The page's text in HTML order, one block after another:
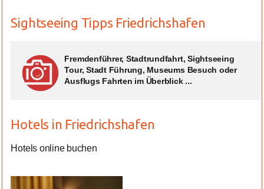
Sightseeing Tipps Friedrichshafen
Fremdenführer, Stadtrundfahrt, Sightseeing
Tour, Stadt Führung, Museums Besuch oder
Ausflugs Fahrten im Überblick ...
Hotels in Friedrichshafen
Hotels online buchen